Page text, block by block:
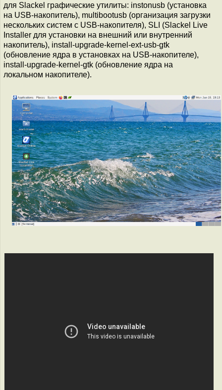
для Slackel графические утилиты: instonusb (установка
на USB-накопитель), multibootusb (организация загрузки
нескольких систем с USB-накопителя), SLI (Slackel Live
Installer для установки на внешний или внутренний
накопитель), install-upgrade-kernel-ext-usb-gtk
(обновление ядра в установках на USB-накопителе),
install-upgrade-kernel-gtk (обновление ядра на
локальном накопителе).